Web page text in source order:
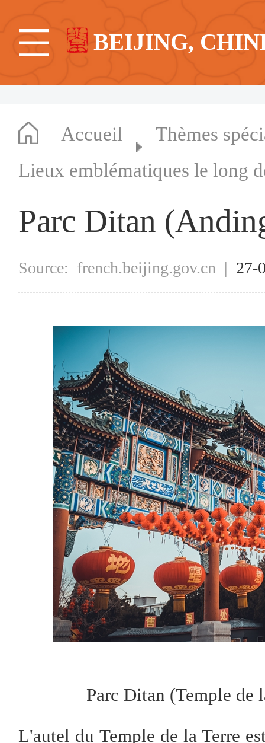
BEIJING,
Accueil
Thèmes
Lieux emblématiques le long
Parc Ditan
Source: french.beijing.gov.cn | 27-
Parc Ditan (Temple de
L'autel du Temple de la Terre